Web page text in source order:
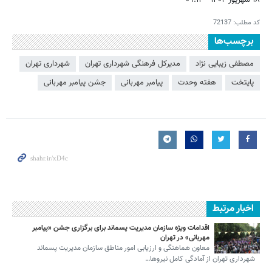
کد مطلب: 72137
برچسب‌ها
مصطفی زیبایی نژاد مدیرکل فرهنگی شهرداری تهران
شهرداری تهران
پایتخت
هفته وحدت پیامبر مهربانی جشن پیامبر مهربانی
اخبار مرتبط
اقدامات ویژه سازمان مدیریت پسماند برای برگزاری جشن «پیامبر
مهربانی» در تهران
معاون هماهنگی و ارزیابی امور مناطق سازمان مدیریت پسماند
شهرداری تهران از آمادگی کامل نیروها…